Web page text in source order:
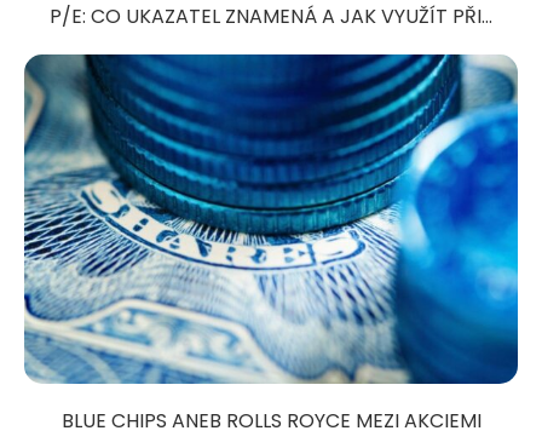
P/E: CO UKAZATEL ZNAMENÁ A JAK VYUŽÍT PŘI...
BLUE CHIPS ANEB ROLLS ROYCE MEZI AKCIEMI